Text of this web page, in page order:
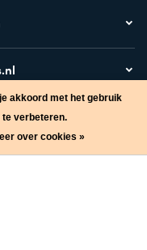
akkoord met het gebruik
te verbeteren.
over cookies »